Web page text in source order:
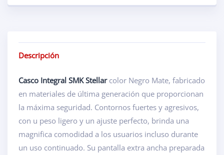
Descripción
Casco Integral SMK Stellarcolor Negro Mate, fabricado
en materiales de última generación que proporcionan
la máxima seguridad. Contornos fuertes y agresivos,
con u peso ligero y un ajuste perfecto, brinda una
magnifica comodidad a los usuarios incluso durante
un uso continuado. Su pantalla extra ancha preparada